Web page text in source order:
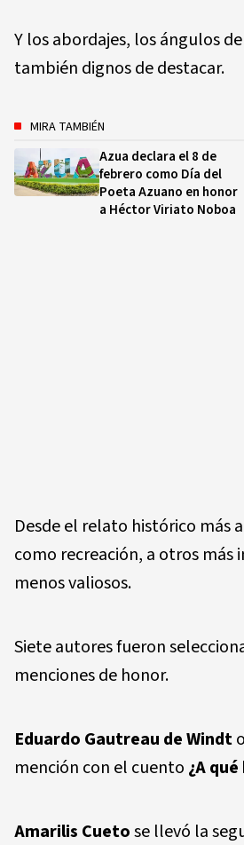
Y los abordajes, los ángulos
también dignos de destacar.
MIRA TAMBIÉN
Azua declara el 8 de
febrero como Día del
Poeta Azuano en honor
a Héctor Viriato Noboa
Desde el relato histórico más
como recreación, a otros más
menos valiosos.
Siete autores fueron
menciones de honor.
Eduardo Gautreau de Windt
mención con el cuento ¿A
Amarilis Cuetose llevó la